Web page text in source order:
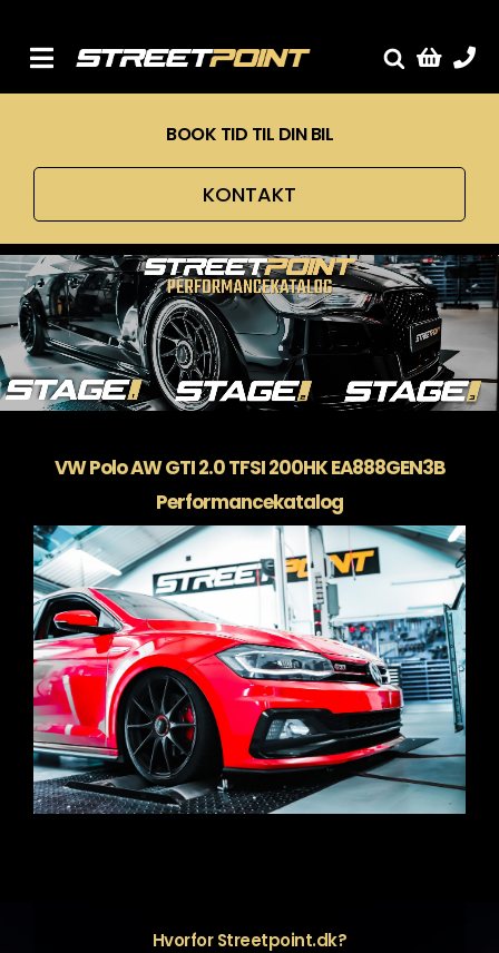
content
Toggle
Sænkning
Tuning
Ventilrens
Værksted
BOOK TID TIL DIN BIL
KONTAKT
VW Polo AW GTI 2.0 TFSI 200HK EA888GEN3B
Performancekatalog
Hvorfor Streetpoint.dk?